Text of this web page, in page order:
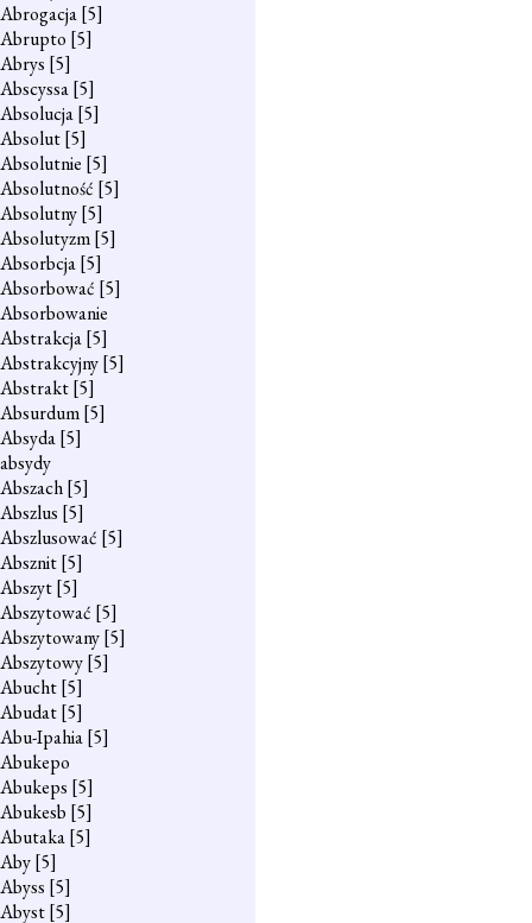
Abrogacja[5]
Abrupto [5]
Abrys [5]
Abscyssa[5]
Absolucja[5]
Absolut[5]
Absolutnie [5]
Absolutność [5]
Absolutny[5]
Absolutyzm[5]
Absorbcja[5]
Absorbować [5]
Absorbowanie
Abstrakcja[5]
Abstrakcyjny[5]
Abstrakt[5]
Absurdum[5]
Absyda[5]
absydy
Abszach[5]
Abszlus [5]
Abszlusować [5]
Absznit[5]
Abszyt[5]
Abszytować [5]
Abszytowany[5]
Abszytowy[5]
Abucht[5]
Abudat[5]
Abu-Ipahia[5]
Abukepo
Abukeps [5]
Abukesb [5]
Abutaka[5]
Aby[5]
Abyss [5]
Abyst[5]